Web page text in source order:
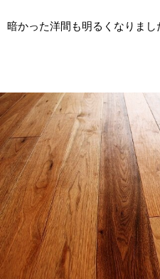
暗かった洋間も明るくなりまし